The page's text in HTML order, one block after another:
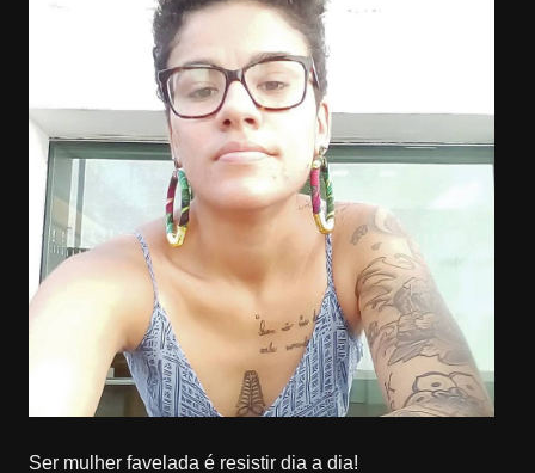
Ser mulher favelada é resistir dia a dia!